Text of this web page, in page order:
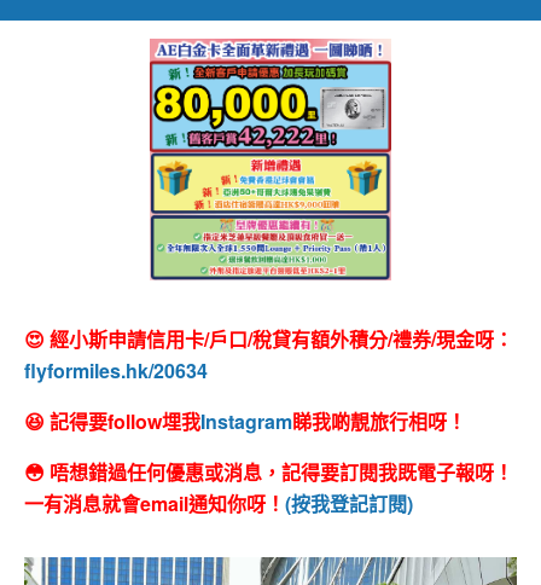
😍 經小斯申請信用卡/戶口/稅貸有額外積分/禮券/現金呀：
flyformiles.hk/20634
😆 記得要follow埋我Instagram睇我啲靚旅行相呀！
😳 唔想錯過任何優惠或消息，記得要訂閱我既電子報呀！
一有消息就會email通知你呀！ (按我登記訂閱)